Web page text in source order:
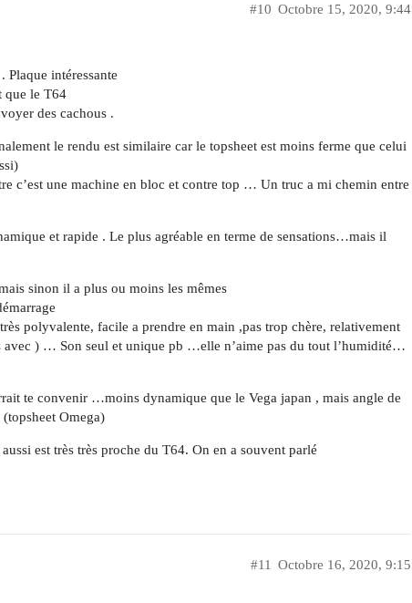
Octobre 15, 2020, 9:44
#10
Plaque intéressante
que le T64
des cachous .
le rendu est similaire car le topsheet est moins ferme que celui
c’est une machine en bloc et contre top … Un truc a mi chemin entre
et rapide . Le plus agréable en terme de sensations…mais il
sinon il a plus ou moins les mêmes
polyvalente, facile a prendre en main ,pas trop chère, relativement
avec ) … Son seul et unique pb …elle n’aime pas du tout l’humidité…
te convenir …moins dynamique que le Vega japan , mais angle de
Omega)
est très très proche du T64. On en a souvent parlé
Octobre 16, 2020, 9:15
#11